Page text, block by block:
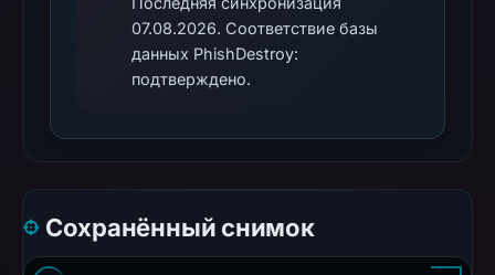
Let's
Encrypt
which
used
by
07.08.2026. Соответствие базы
данных PhishDestroy:
подтверждено.
Сохранённый снимок